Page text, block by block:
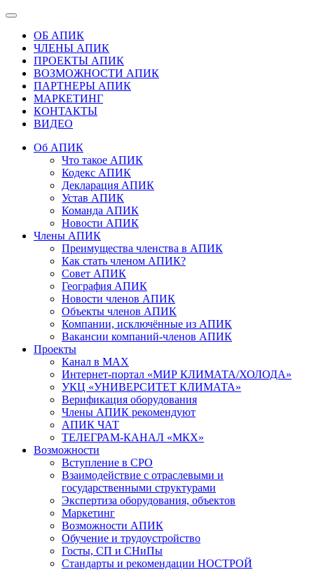
ОБ АПИК
ЧЛЕНЫ АПИК
ПРОЕКТЫ АПИК
ВОЗМОЖНОСТИ АПИК
ПАРТНЕРЫ АПИК
МАРКЕТИНГ
КОНТАКТЫ
ВИДЕО
Об АПИК
Что такое АПИК
Кодекс АПИК
Декларация АПИК
Устав АПИК
Команда АПИК
Новости АПИК
Члены АПИК
Преимущества членства в АПИК
Как стать членом АПИК?
Совет АПИК
География АПИК
Новости членов АПИК
Объекты членов АПИК
Компании, исключённые из АПИК
Вакансии компаний-членов АПИК
Проекты
Канал в MAX
Интернет-портал «МИР КЛИМАТА/ХОЛОДА»
УКЦ «УНИВЕРСИТЕТ КЛИМАТА»
Верификация оборудования
Члены АПИК рекомендуют
АПИК ЧАТ
ТЕЛЕГРАМ-КАНАЛ «МКХ»
Возможности
Вступление в СРО
Взаимодействие с отраслевыми и
государственными структурами
Экспертиза оборудования, объектов
Маркетинг
Возможности АПИК
Обучение и трудоустройство
Госты, СП и СНиПы
Стандарты и рекомендации НОСТРОЙ